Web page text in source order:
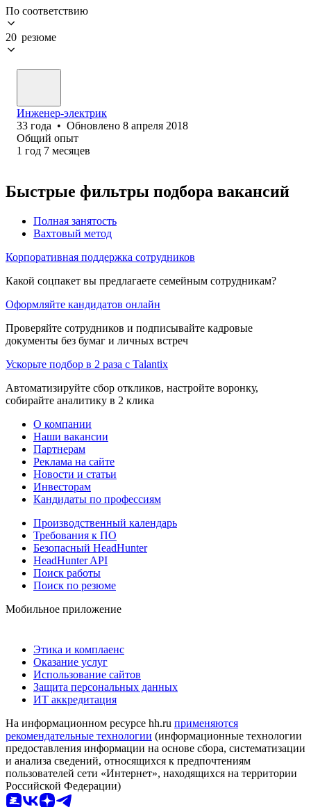
По соответствию
20 резюме
Инженер-электрик
33 года • Обновлено 8 апреля 2018
Общий опыт
1 год 7 месяцев
Быстрые фильтры подбора вакансий
Полная занятость
Вахтовый метод
Корпоративная поддержка сотрудников
Какой соцпакет вы предлагаете семейным сотрудникам?
Оформляйте кандидатов онлайн
Проверяйте сотрудников и подписывайте кадровые
документы без бумаг и личных встреч
Ускорьте подбор в 2 раза с Talantix
Автоматизируйте сбор откликов, настройте воронку,
собирайте аналитику в 2 клика
О компании
Наши вакансии
Партнерам
Реклама на сайте
Новости и статьи
Инвесторам
Кандидаты по профессиям
Производственный календарь
Требования к ПО
Безопасный HeadHunter
HeadHunter API
Поиск работы
Поиск по резюме
Мобильное приложение
Этика и комплаенс
Оказание услуг
Использование сайтов
Защита персональных данных
ИТ аккредитация
На информационном ресурсе hh.ru применяются
рекомендательные технологии (информационные технологии
предоставления информации на основе сбора, систематизации
и анализа сведений, относящихся к предпочтениям
пользователей сети «Интернет», находящихся на территории
Российской Федерации)